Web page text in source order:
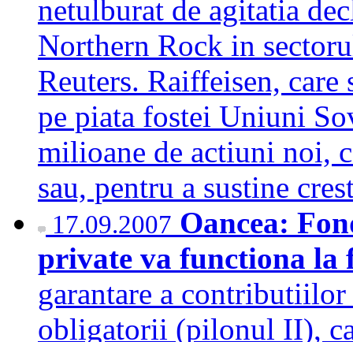
netulburat de agitatia
Northern Rock in
Reuters. Raiffeisen,
pe piata fostei Uniuni
milioane de actiuni noi,
sau, pentru a sustine
17.09.2007 Oancea:
private va functiona la
garantare a
obligatorii (pilonul II),